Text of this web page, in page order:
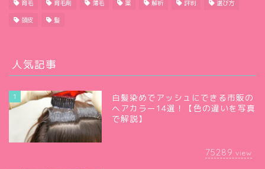
育毛 育毛剤 薄毛 薬 解析 評判 選び方
頭皮 髪
人気記事
1
白髪染めでアッシュにできる市販の
ヘアカラー14選！【色の違いを写真
で解説】
75289 view